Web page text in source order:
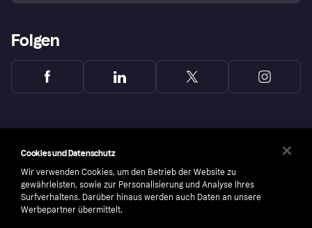
Folgen
Cookies und Datenschutz
Wir verwenden Cookies, um den Betrieb der Website zu
gewährleisten, sowie zur Personalisierung und Analyse Ihres
Surfverhaltens. Darüber hinaus werden auch Daten an unsere
Werbepartner übermittelt.